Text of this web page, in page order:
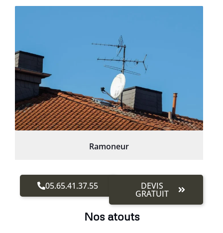
Ramoneur
05.65.41.37.55 DEVIS
GRATUIT
Nos atouts